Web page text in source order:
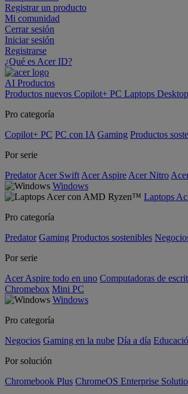
Registrar un producto
Mi comunidad
Cerrar sesión
Iniciar sesión
Registrarse
¿Qué es Acer ID?
AI Productos
Productos nuevos Copilot+ PC Laptops
Pro categoría
Copilot+ PC PC con IA Gaming Productos
Por serie
Predator Acer Swift Acer Aspire Acer Nitro
Windows
Laptops
Pro categoría
Predator Gaming Productos sostenibles
Por serie
Acer Aspire todo en uno Computadoras de
Chromebox Mini PC
Windows
Pro categoría
Negocios Gaming en la nube Día a día
Por solución
Chromebook Plus ChromeOS Enterprise